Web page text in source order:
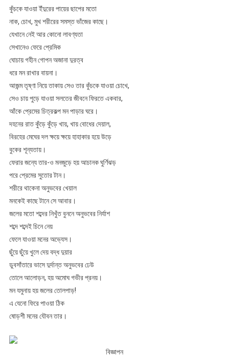
কুঁচকে যাওয়া ইঁদুরের পায়ের ছাপের মতো
নাক, চোখ, মুখ শরীরের সমস্ত ভাঁজের কাছে।
যেখানে নেই আর কোনো লাবণ্যতা
সেখানেও ফেরে প্রেমিক
ঘোচায় গহীন গোপন অজানা দুরত্ব
ধরে মন রাখার বায়না।
আজন্ম তৃষ্ণা নিয়ে তাকায় সেও তার কুঁচকে যাওয়া চোখে,
সেও চায় পুড়ে যাওয়া সলতের জীবনে ফিরতে একবার,
আঁকে প্রেমের চিত্রকল্প মন পাড়ার ঘরে।
দহনের রাত কুঁড়ে কুঁড়ে খায়, খায় বোধের দেয়াল,
বিরহের মেঘের দল ক্ষয়ে ক্ষয়ে হাহাকার হয়ে উড়ে
বুকের শূন্যতায়।
ফেরার জন্যে তার-ও মনজুড়ে হয় আচানক ঘুর্ণিঝড়
পরে প্রেমের সুতোর টান।
শরীরে থাকেনা অনুভবের খেয়াল
মনকেই কাছে টানে সে আবার।
জলের মতো শব্দের নিখুঁত বুননে অনুভবের নির্যাশ
শব্দে শব্দেই চিনে নেয়
ফেলে যাওয়া মনের অভ্যেস।
ছুঁয়ে ছুঁয়ে খুলে দেয় বদ্ধ দুয়ার
ডুবসাঁতারে ভাসে দুর্দান্ত অনুভবের ঢেউ
তোলে আলোড়ন, হয় অমোঘ গভীর প্রনয়।
মন যমুনায় হয় জলের তোলপাড়!
এ যেনো ফিরে পাওয়া ঠিক
ষোড়শী মনের যৌবন তার।
বিজ্ঞাপন